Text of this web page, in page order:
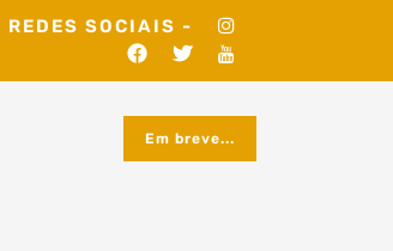
REDES SOCIAIS -
Em breve...